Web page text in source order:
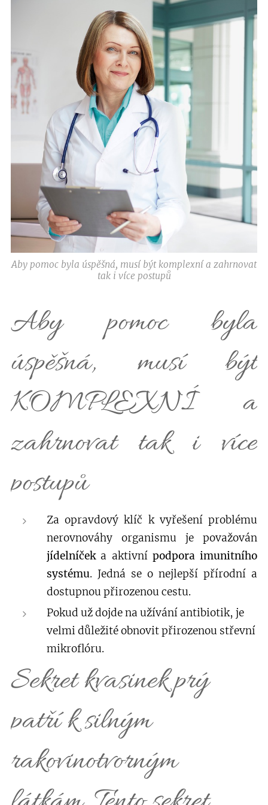
Aby pomoc byla úspěšná, musí být komplexní a zahrnovat
tak i více postupů
Aby pomoc byla
úspěšná, musí být
KOMPLEXNÍ a
zahrnovat tak i více
postupů
Za opravdový klíč k vyřešení problému
nerovnováhy organismu je považován
jídelníčeka aktivní podpora imunitního
systému. Jedná se o nejlepší přírodní a
dostupnou přirozenou cestu.
Pokud už dojde na užívání antibiotik, je
velmi důležité obnovit přirozenou střevní
mikroflóru.
Sekret kvasinek prý
patří k silným
rakovinotvorným